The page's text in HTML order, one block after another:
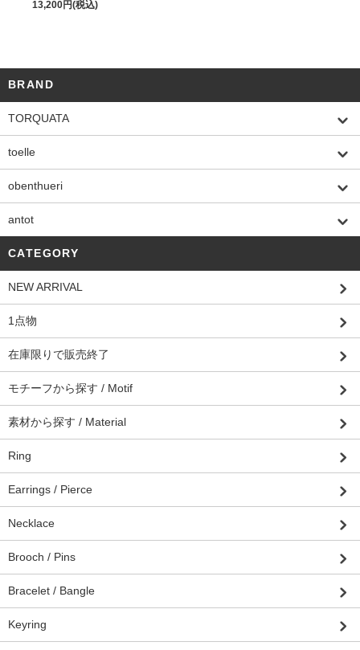
13,200円(税込)
BRAND
TORQUATA
toelle
obenthueri
antot
CATEGORY
NEW ARRIVAL
1点物
在庫限りで販売終了
モチーフから探す / Motif
素材から探す / Material
Ring
Earrings / Pierce
Necklace
Brooch / Pins
Bracelet / Bangle
Keyring